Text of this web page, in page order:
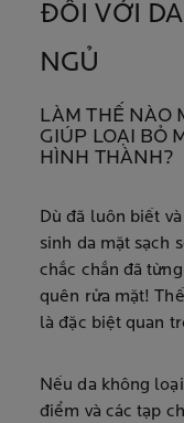
ĐỐI VỚI
NGỦ
LÀM THẾ NÀO
GIÚP LOẠI BỎ
HÌNH THÀNH?
Dù đã luôn biết
sinh da mặt sạch
chắc chắn đã
quên rửa mặt!
là đặc biệt quan
Nếu da không
điểm và các tạp